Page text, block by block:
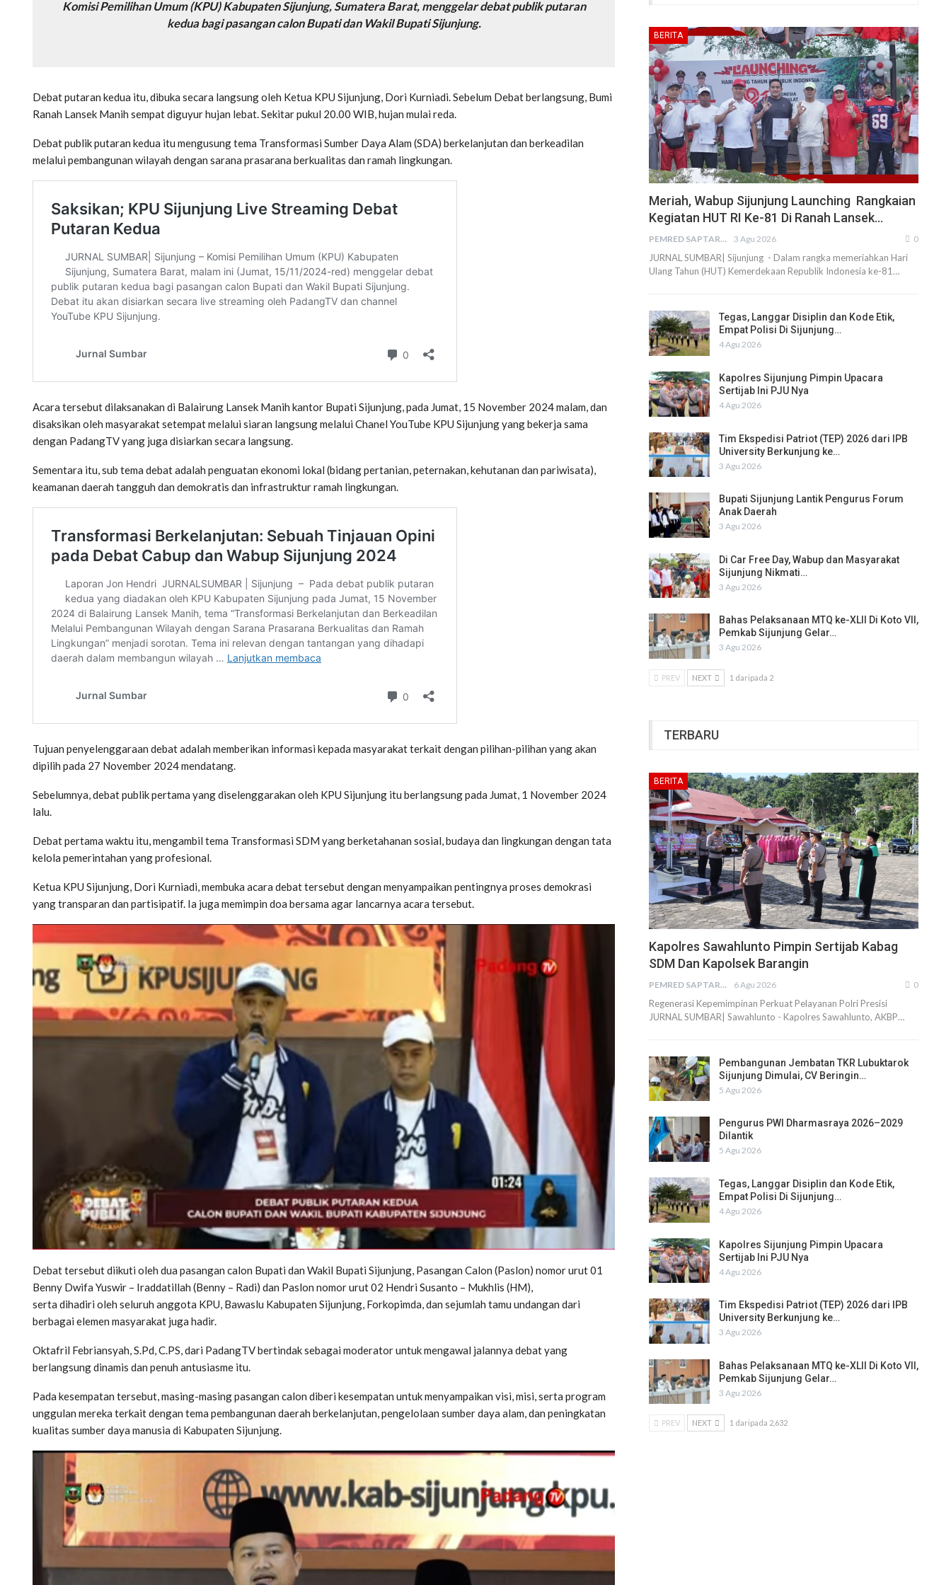
Komisi Pemilihan Umum (KPU) Kabupaten Sijunjung, Sumatera Barat, menggelar debat publik putaran
kedua bagi pasangan calon Bupati dan Wakil Bupati Sijunjung.
Debat putaran kedua itu, dibuka secara langsung oleh Ketua KPU Sijunjung, Dori Kurniadi. Sebelum Debat berlangsung, Bumi
Ranah Lansek Manih sempat diguyur hujan lebat. Sekitar pukul 20.00 WIB, hujan mulai reda.
Debat publik putaran kedua itu mengusung tema Transformasi Sumber Daya Alam (SDA) berkelanjutan dan berkeadilan
melalui pembangunan wilayah dengan sarana prasarana berkualitas dan ramah lingkungan.
Acara tersebut dilaksanakan di Balairung Lansek Manih kantor Bupati Sijunjung, pada Jumat, 15 November 2024 malam, dan
disaksikan oleh masyarakat setempat melalui siaran langsung melalui Chanel YouTube KPU Sijunjung yang bekerja sama
dengan PadangTV yang juga disiarkan secara langsung.
Sementara itu, sub tema debat adalah penguatan ekonomi lokal (bidang pertanian, peternakan, kehutanan dan pariwisata),
keamanan daerah tangguh dan demokratis dan infrastruktur ramah lingkungan.
Tujuan penyelenggaraan debat adalah memberikan informasi kepada masyarakat terkait dengan pilihan-pilihan yang akan
dipilih pada 27 November 2024 mendatang.
Sebelumnya, debat publik pertama yang diselenggarakan oleh KPU Sijunjung itu berlangsung pada Jumat, 1 November 2024
lalu.
Debat pertama waktu itu, mengambil tema Transformasi SDM yang berketahanan sosial, budaya dan lingkungan dengan tata
kelola pemerintahan yang profesional.
Ketua KPU Sijunjung, Dori Kurniadi, membuka acara debat tersebut dengan menyampaikan pentingnya proses demokrasi
yang transparan dan partisipatif. Ia juga memimpin doa bersama agar lancarnya acara tersebut.
Debat tersebut diikuti oleh dua pasangan calon Bupati dan Wakil Bupati Sijunjung, Pasangan Calon (Paslon) nomor urut 01
Benny Dwifa Yuswir – Iraddatillah (Benny – Radi) dan Paslon nomor urut 02 Hendri Susanto – Mukhlis (HM),
serta dihadiri oleh seluruh anggota KPU, Bawaslu Kabupaten Sijunjung, Forkopimda, dan sejumlah tamu undangan dari
berbagai elemen masyarakat juga hadir.
Oktafril Febriansyah, S.Pd, C.PS, dari PadangTV bertindak sebagai moderator untuk mengawal jalannya debat yang
berlangsung dinamis dan penuh antusiasme itu.
Pada kesempatan tersebut, masing-masing pasangan calon diberi kesempatan untuk menyampaikan visi, misi, serta program
unggulan mereka terkait dengan tema pembangunan daerah berkelanjutan, pengelolaan sumber daya alam, dan peningkatan
kualitas sumber daya manusia di Kabupaten Sijunjung.
BERITA
Meriah, Wabup Sijunjung Launching Rangkaian
Kegiatan HUT RI Ke-81 Di Ranah Lansek…
PEMRED SAPTARIUS 3 Agu 2026 0
JURNAL SUMBAR| Sijunjung - Dalam rangka memeriahkan Hari
Ulang Tahun (HUT) Kemerdekaan Republik Indonesia ke-81…
Tegas, Langgar Disiplin dan Kode Etik,
Empat Polisi Di Sijunjung…
4 Agu 2026
Kapolres Sijunjung Pimpin Upacara
Sertijab Ini PJU Nya
4 Agu 2026
Tim Ekspedisi Patriot (TEP) 2026 dari IPB
University Berkunjung ke…
3 Agu 2026
Bupati Sijunjung Lantik Pengurus Forum
Anak Daerah
3 Agu 2026
Di Car Free Day, Wabup dan Masyarakat
Sijunjung Nikmati…
3 Agu 2026
Bahas Pelaksanaan MTQ ke-XLII Di Koto VII,
Pemkab Sijunjung Gelar…
3 Agu 2026
PREV NEXT 1 daripada 2
TERBARU
BERITA
Kapolres Sawahlunto Pimpin Sertijab Kabag
SDM Dan Kapolsek Barangin
PEMRED SAPTARIUS 6 Agu 2026 0
Regenerasi Kepemimpinan Perkuat Pelayanan Polri Presisi
JURNAL SUMBAR| Sawahlunto - Kapolres Sawahlunto, AKBP…
Pembangunan Jembatan TKR Lubuktarok
Sijunjung Dimulai, CV Beringin…
5 Agu 2026
Pengurus PWI Dharmasraya 2026–2029
Dilantik
5 Agu 2026
Tegas, Langgar Disiplin dan Kode Etik,
Empat Polisi Di Sijunjung…
4 Agu 2026
Kapolres Sijunjung Pimpin Upacara
Sertijab Ini PJU Nya
4 Agu 2026
Tim Ekspedisi Patriot (TEP) 2026 dari IPB
University Berkunjung ke…
3 Agu 2026
Bahas Pelaksanaan MTQ ke-XLII Di Koto VII,
Pemkab Sijunjung Gelar…
3 Agu 2026
PREV NEXT 1 daripada 2,632